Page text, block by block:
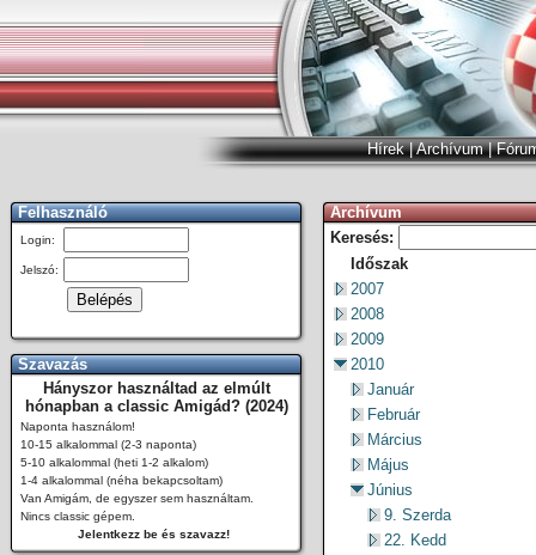
Hírek|Archívum|
Felhasználó
Login:
Jelszó:
Szavazás
Hányszor használtad az elmúlt
hónapban a classic Amigád? (2024)
Naponta használom!
10-15 alkalommal (2-3 naponta)
5-10 alkalommal (heti 1-2 alkalom)
1-4 alkalommal (néha bekapcsoltam)
Van Amigám, de egyszer sem használtam.
Nincs classic gépem.
Jelentkezz be és szavazz!
Archívum
Keresés:
Időszak
2007
2008
2009
2010
Január
Február
Március
Május
Június
9. Szerda
22. Kedd